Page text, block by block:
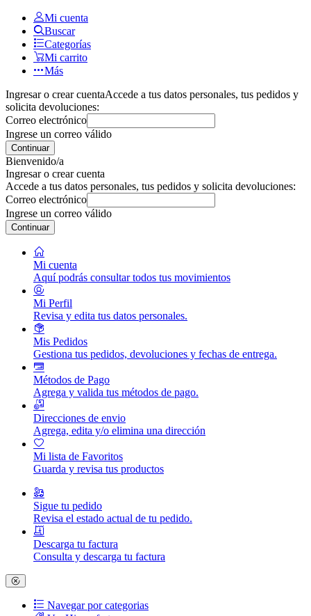
Mi cuenta
Buscar
Categorías
Mi carrito
Más
Ingresar o crear cuentaAccede a tus datos personales, tus pedidos y
solicita devoluciones:
Correo electrónico
Ingrese un correo válido
Continuar
Bienvenido/a
Ingresar o crear cuenta
Accede a tus datos personales, tus pedidos y solicita devoluciones:
Correo electrónico
Ingrese un correo válido
Continuar
Mi cuenta
Aquí podrás consultar todos tus movimientos
Mi Perfil
Revisa y edita tus datos personales.
Mis Pedidos
Gestiona tus pedidos, devoluciones y fechas de entrega.
Métodos de Pago
Agrega y valida tus métodos de pago.
Direcciones de envio
Agrega, edita y/o elimina una dirección
Mi lista de Favoritos
Guarda y revisa tus productos
Sigue tu pedido
Revisa el estado actual de tu pedido.
Descarga tu factura
Consulta y descarga tu factura
Navegar por categorias